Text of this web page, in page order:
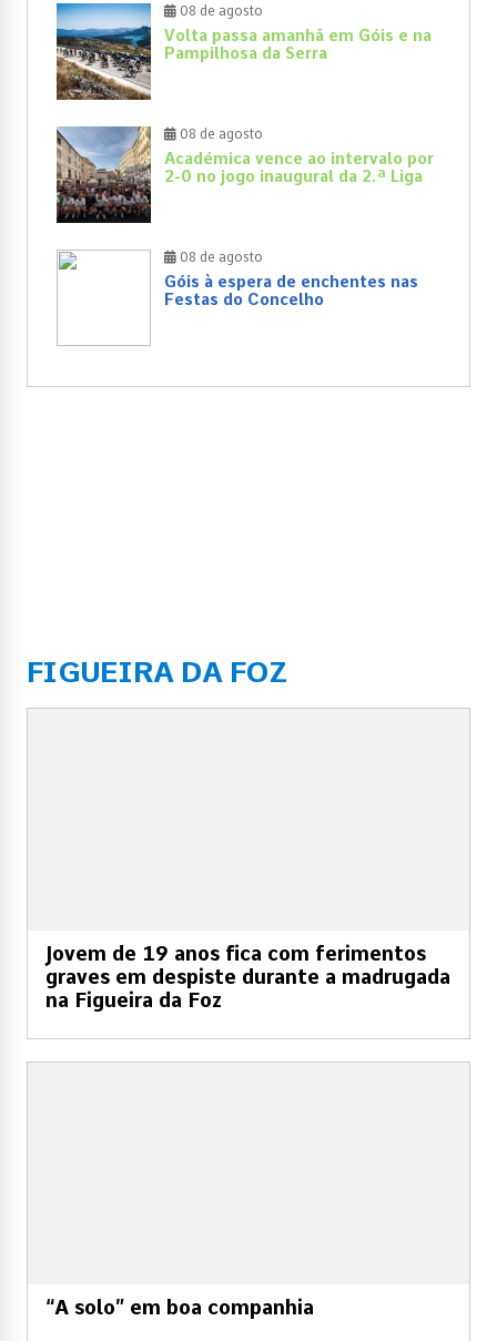
08 de agosto
Volta passa amanhã em Góis e na
Pampilhosa da Serra
08 de agosto
Académica vence ao intervalo por
2-0 no jogo inaugural da 2.ª Liga
08 de agosto
Góis à espera de enchentes nas
Festas do Concelho
FIGUEIRA DA FOZ
Jovem de 19 anos fica com ferimentos
graves em despiste durante a madrugada
na Figueira da Foz
“A solo” em boa companhia